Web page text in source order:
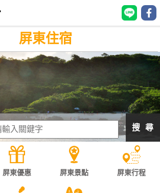
屏東住宿
搜 尋
屏東優惠 屏東景點 屏東行程